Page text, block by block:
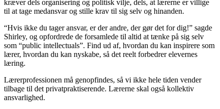
kræver dels organisering og politisk vilje, dels, at lærerne er villige
til at tage medansvar og stille krav til sig selv og hinanden.
“Hvis ikke du tager ansvar, er der andre, der gør det for dig!” sagde
Shirley, og opfordrede de forsamlede til altid at tænke på sig selv
som “public intellectuals”. Find ud af, hvordan du kan inspirere som
lærer, hvordan du kan nyskabe, så det reelt forbedrer elevernes
læring.
Lærerprofessionen må genopfindes, så vi ikke hele tiden vender
tilbage til det privatpraktiserende. Lærerne skal også kollektiv
ansvarlighed.